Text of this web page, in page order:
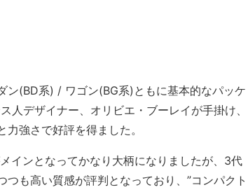
ン(BD系) / ワゴン(BG系)ともに基本的なパッケ
人デザイナー、オリビエ・ブーレイが手掛け、
強さで好評を得ました。
インとなってかなり大柄になりましたが、3代
も高い質感が評判となっており、”コンパクト